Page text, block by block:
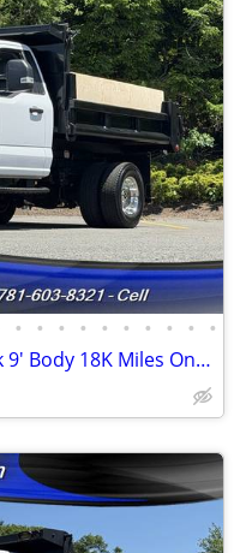
• • • • • • • • • •
2023 Ford F350 4x4 Dump Truck 9' Body 18K Miles One Owner #14927